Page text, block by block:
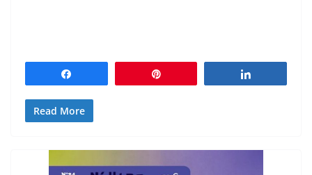
Read More